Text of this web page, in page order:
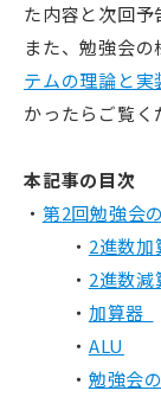
た内容と次回予
また、勉強会
テムの理論と実
かったらご覧く
本記事の目次
第2回勉強会
2進数加
2進数減
加算器
ALU
勉強会